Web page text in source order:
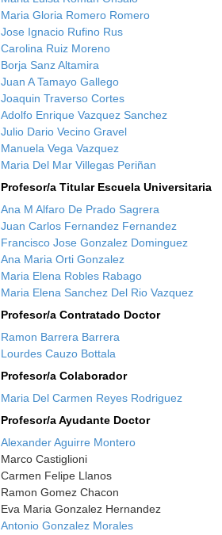
Maria Gloria Romero Romero
Jose Ignacio Rufino Rus
Carolina Ruiz Moreno
Borja Sanz Altamira
Juan A Tamayo Gallego
Joaquin Traverso Cortes
Adolfo Enrique Vazquez Sanchez
Julio Dario Vecino Gravel
Manuela Vega Vazquez
Maria Del Mar Villegas Periñan
Profesor/a Titular Escuela Universitaria
Ana M Alfaro De Prado Sagrera
Juan Carlos Fernandez Fernandez
Francisco Jose Gonzalez Dominguez
Ana Maria Orti Gonzalez
Maria Elena Robles Rabago
Maria Elena Sanchez Del Rio Vazquez
Profesor/a Contratado Doctor
Ramon Barrera Barrera
Lourdes Cauzo Bottala
Profesor/a Colaborador
Maria Del Carmen Reyes Rodriguez
Profesor/a Ayudante Doctor
Alexander Aguirre Montero
Marco Castiglioni
Carmen Felipe Llanos
Ramon Gomez Chacon
Eva Maria Gonzalez Hernandez
Antonio Gonzalez Morales